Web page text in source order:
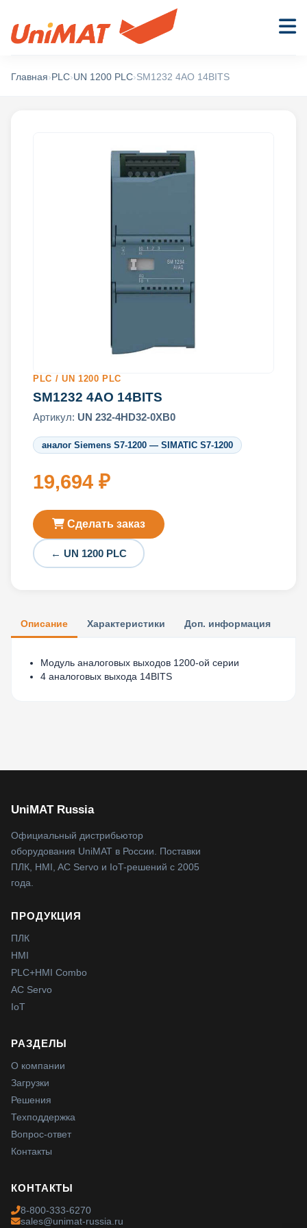
Главная› PLC›UN 1200 PLC›SM1232 4AO 14BITS
PLC / UN 1200 PLC
SM1232 4AO 14BITS
Артикул: UN 232-4HD32-0XB0
аналог Siemens S7-1200 — SIMATIC S7-1200
19,694 ₽
Сделать заказ
← UN 1200 PLC
Описание Характеристики Доп. информация
Модуль аналоговых выходов 1200-ой серии
4 аналоговых выхода 14BITS
UniMAT Russia
Официальный дистрибьютор
оборудования UniMAT в России. Поставки
ПЛК, HMI, AC Servo и IoT-решений с 2005
года.
ПРОДУКЦИЯ
ПЛК
HMI
PLC+HMI Combo
AC Servo
IoT
РАЗДЕЛЫ
О компании
Загрузки
Решения
Техподдержка
Вопрос-ответ
Контакты
КОНТАКТЫ
8-800-333-6270
sales@unimat-russia.ru